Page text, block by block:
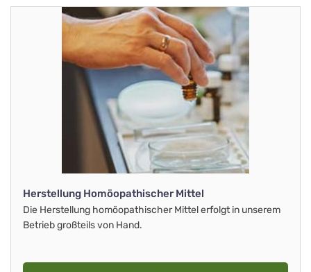
Herstellung Homöopathischer Mittel
Die Herstellung homöopathischer Mittel erfolgt in unserem
Betrieb großteils von Hand.